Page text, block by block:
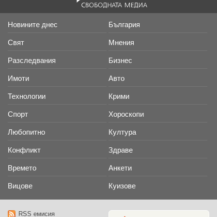
Новините днес България
Свят Мнения
Разследвания Бизнес
Имоти Авто
Технологии Крими
Спорт Хороскопи
Любопитно Култура
Конфликт Здраве
Времето Анкети
Вицове Куизове
RSS емисия